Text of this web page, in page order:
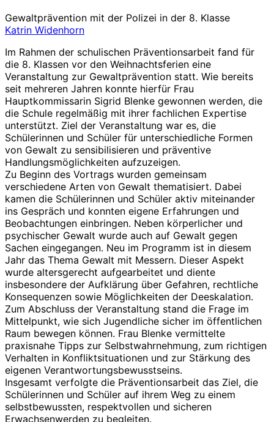
Gewaltprävention mit der Polizei in der 8. Klasse
Katrin Widenhorn
Im Rahmen der schulischen Präventionsarbeit fand für
die 8. Klassen vor den Weihnachtsferien eine
Veranstaltung zur Gewaltprävention statt. Wie bereits
seit mehreren Jahren konnte hierfür Frau
Hauptkommissarin Sigrid Blenke gewonnen werden, die
die Schule regelmäßig mit ihrer fachlichen Expertise
unterstützt. Ziel der Veranstaltung war es, die
Schülerinnen und Schüler für unterschiedliche Formen
von Gewalt zu sensibilisieren und präventive
Handlungsmöglichkeiten aufzuzeigen.
Zu Beginn des Vortrags wurden gemeinsam
verschiedene Arten von Gewalt thematisiert. Dabei
kamen die Schülerinnen und Schüler aktiv miteinander
ins Gespräch und konnten eigene Erfahrungen und
Beobachtungen einbringen. Neben körperlicher und
psychischer Gewalt wurde auch auf Gewalt gegen
Sachen eingegangen. Neu im Programm ist in diesem
Jahr das Thema Gewalt mit Messern. Dieser Aspekt
wurde altersgerecht aufgearbeitet und diente
insbesondere der Aufklärung über Gefahren, rechtliche
Konsequenzen sowie Möglichkeiten der Deeskalation.
Zum Abschluss der Veranstaltung stand die Frage im
Mittelpunkt, wie sich Jugendliche sicher im öffentlichen
Raum bewegen können. Frau Blenke vermittelte
praxisnahe Tipps zur Selbstwahrnehmung, zum richtigen
Verhalten in Konfliktsituationen und zur Stärkung des
eigenen Verantwortungsbewusstseins.
Insgesamt verfolgte die Präventionsarbeit das Ziel, die
Schülerinnen und Schüler auf ihrem Weg zu einem
selbstbewussten, respektvollen und sicheren
Erwachsenwerden zu begleiten.